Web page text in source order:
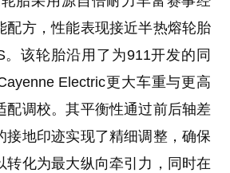
配方，性能表现接近半热熔轮胎
。该轮胎沿用了为911开发的同
Electric更大车重与更高
配调校。其平衡性通过前后轴差
接地印迹实现了精细调整，确保
转化为最大纵向牵引力，同时在